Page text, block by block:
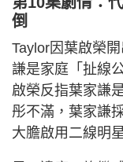
倒
Taylor因葉啟榮
謙是家庭「扯線
啟榮反指葉家謙
彤不滿，葉家謙
大膽啟用二線明